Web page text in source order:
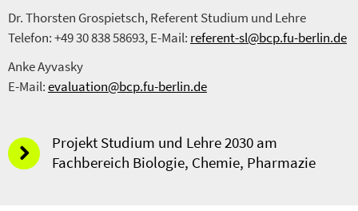
Dr. Thorsten Grospietsch, Referent Studium und Lehre
Telefon: +49 30 838 58693, E-Mail: referent-sl@bcp.fu-berlin.de
Anke Ayvasky
E-Mail:evaluation@bcp.fu-berlin.de
Projekt Studium und Lehre 2030 am
Fachbereich Biologie, Chemie, Pharmazie